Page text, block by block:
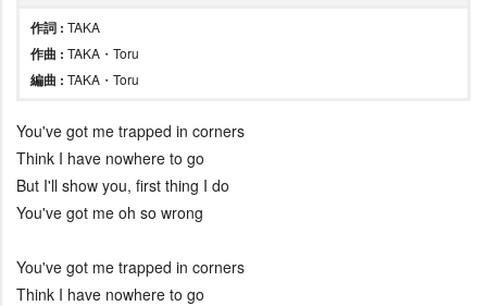
作詞 : TAKA
作曲 : TAKA・Toru
編曲 : TAKA・Toru
You've got me trapped in corners
Think I have nowhere to go
But I'll show you, first thing I do
You've got me oh so wrong
You've got me trapped in corners
Think I have nowhere to go